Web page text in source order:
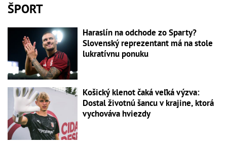
ŠPORT
Haraslín na odchode zo Sparty?
Slovenský reprezentant má na stole
lukratívnu ponuku
Košický klenot čaká veľká výzva:
Dostal životnú šancu v krajine, ktorá
vychováva hviezdy